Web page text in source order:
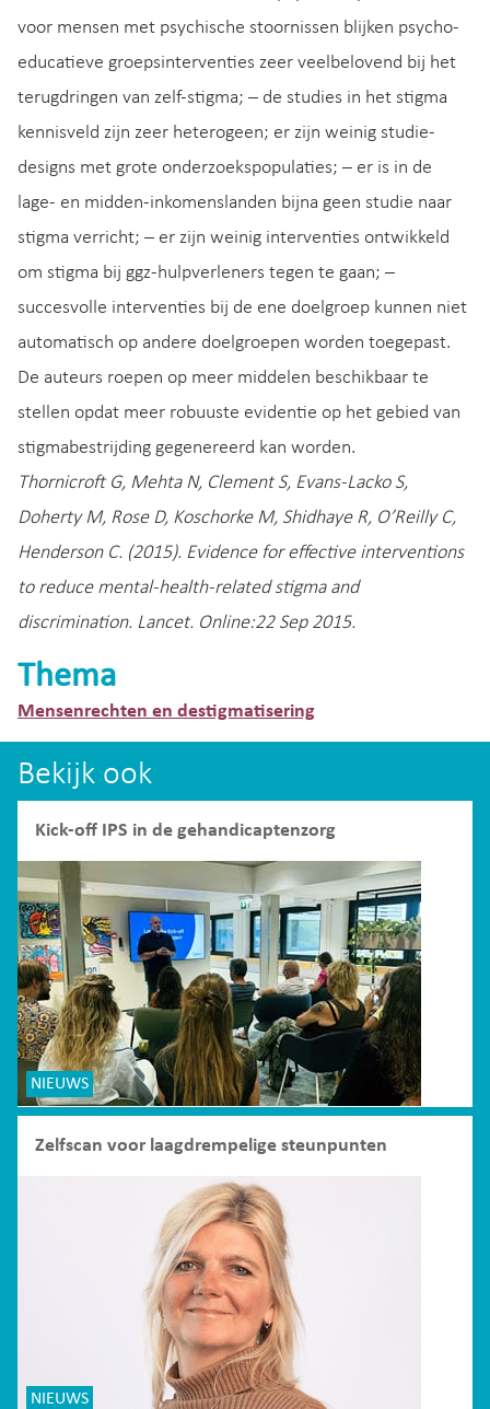
voor mensen met psychische stoornissen blijken psycho-
educatieve groepsinterventies zeer veelbelovend bij het
terugdringen van zelf-stigma; – de studies in het stigma
kennisveld zijn zeer heterogeen; er zijn weinig studie-
designs met grote onderzoekspopulaties; – er is in de
lage- en midden-inkomenslanden bijna geen studie naar
stigma verricht; – er zijn weinig interventies ontwikkeld
om stigma bij ggz-hulpverleners tegen te gaan; –
succesvolle interventies bij de ene doelgroep kunnen niet
automatisch op andere doelgroepen worden toegepast.
De auteurs roepen op meer middelen beschikbaar te
stellen opdat meer robuuste evidentie op het gebied van
stigmabestrijding gegenereerd kan worden.
Thornicroft G, Mehta N, Clement S, Evans-Lacko S,
Doherty M, Rose D, Koschorke M, Shidhaye R, O’Reilly C,
Henderson C. (2015). Evidence for effective interventions
to reduce mental-health-related stigma and
discrimination. Lancet. Online:22 Sep 2015.
Thema
Mensenrechten en destigmatisering
Bekijk ook
Kick-off IPS in de gehandicaptenzorg
NIEUWS
Zelfscan voor laagdrempelige steunpunten
NIEUWS